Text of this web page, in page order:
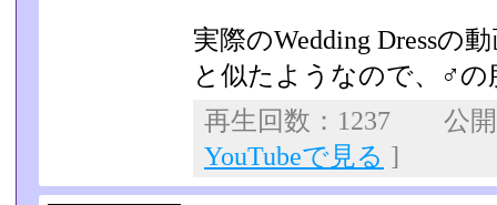
実際のWedding Dressの
と似たようなので、♂
再生回数：1237 公
YouTubeで見る ]